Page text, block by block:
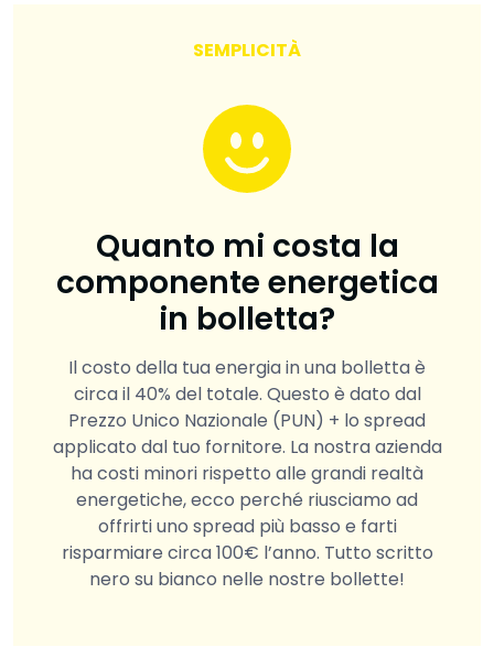
SEMPLICITÀ
Quanto mi costa la
componente energetica
in bolletta?
Il costo della tua energia in una bolletta è
circa il 40% del totale. Questo è dato dal
Prezzo Unico Nazionale (PUN) + lo spread
applicato dal tuo fornitore. La nostra azienda
ha costi minori rispetto alle grandi realtà
energetiche, ecco perché riusciamo ad
offrirti uno spread più basso e farti
risparmiare circa 100€ l’anno. Tutto scritto
nero su bianco nelle nostre bollette!